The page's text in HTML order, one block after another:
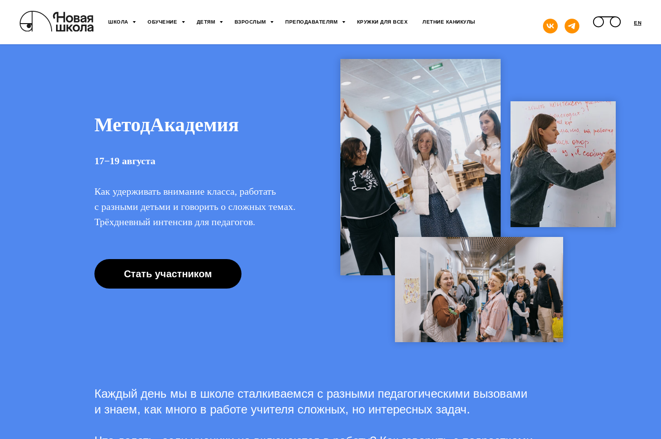
ШКОЛА ОБУЧЕНИЕ ДЕТЯМ ВЗРОСЛЫМ ПРЕПОДАВАТЕЛЯМ КРУЖКИ ДЛЯ ВСЕХ ЛЕТНИЕ КАНИКУЛЫ кнопка EN
МетодАкадемия
17−19 августа
Как удерживать внимание класса, работать
с разными детьми и говорить о сложных темах.
Трёхдневный интенсив для педагогов.
Стать участником
Каждый день мы в школе сталкиваемся с разными педагогическими вызовами
и знаем, как много в работе учителя сложных, но интересных задач.